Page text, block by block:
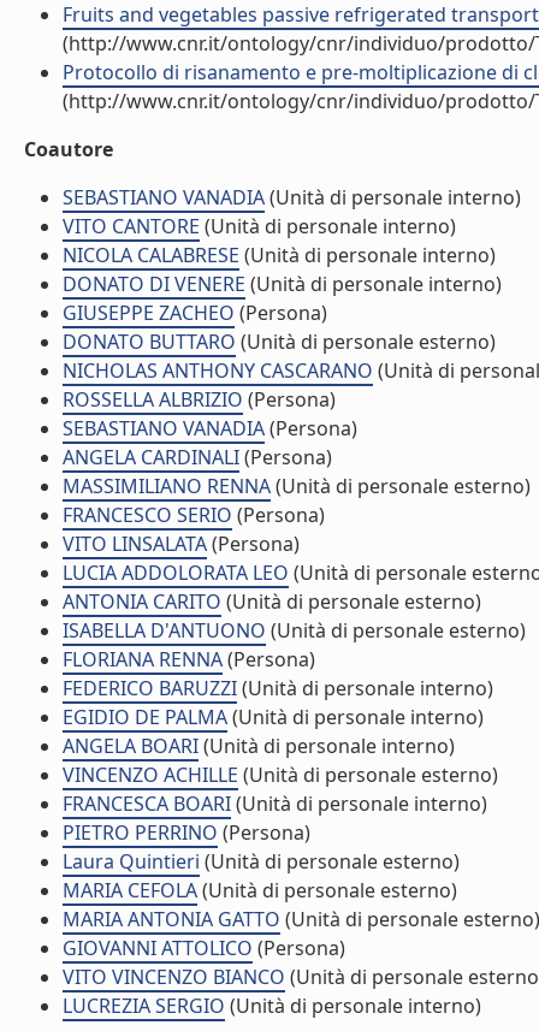
Fruits and vegetables passive refrigerated
(http://www.cnr.it/ontology/cnr/individuo/prodotto/
Protocollo di risanamento e pre-moltiplicazione di
(http://www.cnr.it/ontology/cnr/individuo/prodotto/
Coautore
SEBASTIANO VANADIA(Unità di personale interno)
VITO CANTORE (Unità di personale interno)
NICOLA CALABRESE (Unità di personale interno)
DONATO DI VENERE (Unità di personale interno)
GIUSEPPE ZACHEO (Persona)
DONATO BUTTARO (Unità di personale esterno)
NICHOLAS ANTHONY CASCARANO (Unità di
ROSSELLA ALBRIZIO (Persona)
SEBASTIANO VANADIA(Persona)
ANGELA CARDINALI(Persona)
MASSIMILIANO RENNA(Unità di personale esterno)
FRANCESCO SERIO (Persona)
VITO LINSALATA(Persona)
LUCIA ADDOLORATA LEO (Unità di personale
ANTONIA CARITO (Unità di personale esterno)
ISABELLA D'ANTUONO (Unità di personale esterno)
FLORIANA RENNA(Persona)
FEDERICO BARUZZI(Unità di personale interno)
EGIDIO DE PALMA(Unità di personale interno)
ANGELA BOARI(Unità di personale interno)
VINCENZO ACHILLE (Unità di personale esterno)
FRANCESCA BOARI(Unità di personale interno)
PIETRO PERRINO (Persona)
Laura Quintieri (Unità di personale esterno)
MARIA CEFOLA(Unità di personale esterno)
MARIA ANTONIA GATTO (Unità di personale esterno)
GIOVANNI ATTOLICO (Persona)
VITO VINCENZO BIANCO (Unità di personale
LUCREZIA SERGIO (Unità di personale interno)